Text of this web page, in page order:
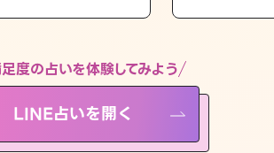
開く
ージへ遷移します
度の占いを体験してみよう
LINE占いを開く